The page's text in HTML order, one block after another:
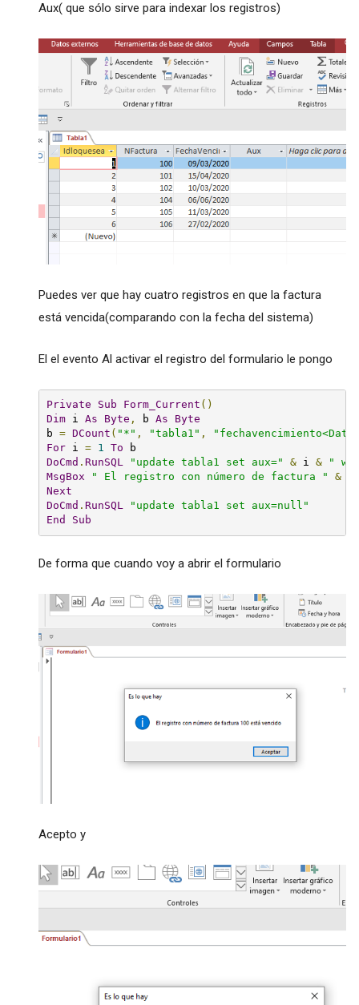
Aux( que sólo sirve para indexar los registros)
Puedes ver que hay cuatro registros en que la factura
está vencida(comparando con la fecha del sistema)
El el evento Al activar el registro del formulario le pongo
Private Sub Form_Current ()
Dim i As Byte , b As
Byte
b = DCount ( "*" , "tabla1" ,
For i = 1 To
DoCmd . RunSQL "update tabla1 set aux=" & i &
"
MsgBox
" El registro con número de factura " &
Next
DoCmd . RunSQL
"update tabla1 set aux=null"
End
Sub
De forma que cuando voy a abrir el formulario
Acepto y